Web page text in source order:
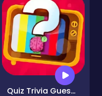
Quiz Trivia Guess The Animal Music Flags